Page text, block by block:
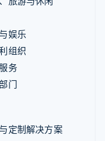
娱乐
组织
务
门
定制解决方案